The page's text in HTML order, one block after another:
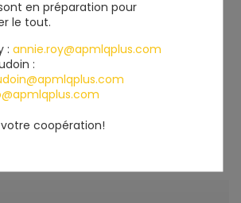
en préparation pour
le tout.
:annie.roy@apmlqplus.com
:
coopération!
5826